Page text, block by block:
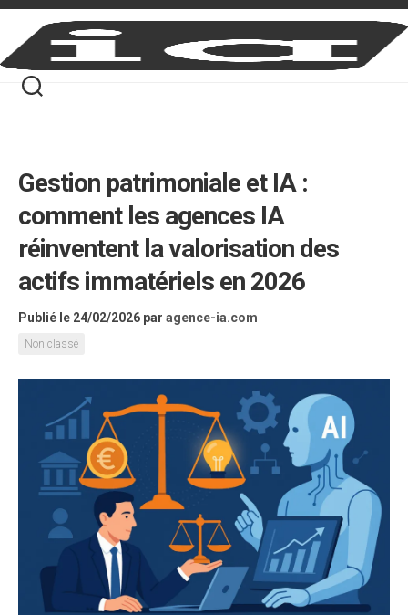
Skip
content
Gestion patrimoniale et IA :
comment les agences IA
réinventent la valorisation des
actifs immatériels en 2026
Publié le 24/02/2026 par agence-ia.com
Non classé